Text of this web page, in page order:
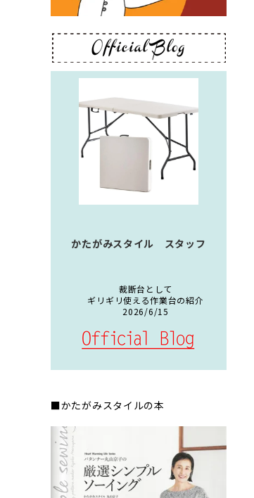
かたがみスタイル スタッフ
裁断台として
ギリギリ使える作業台の紹介
2026/6/15
■かたがみスタイルの本